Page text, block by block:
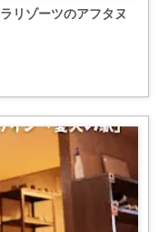
リゾーツのアフタヌ